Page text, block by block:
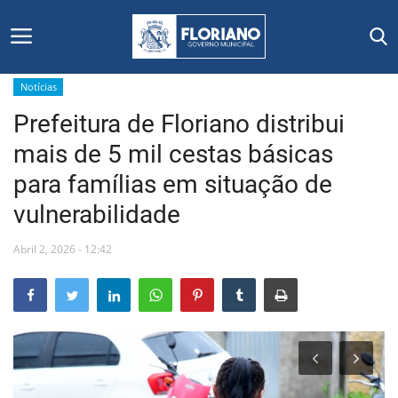
Início
Editais
Floriano
Secretarias e Órgãos
Mural de Licitações
Notícias
Vídeos
Notícias
Prefeitura de Floriano distribui
mais de 5 mil cestas básicas
para famílias em situação de
vulnerabilidade
Abril 2, 2026 - 12:42